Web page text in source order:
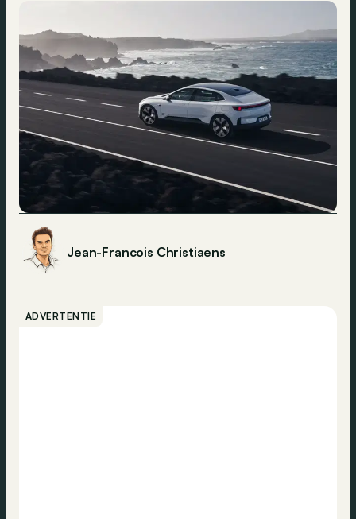
Jean-Francois Christiaens
ADVERTENTIE